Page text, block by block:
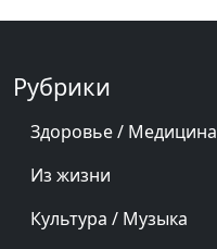
Рубрики
Здоровье / Медицина
Из жизни
Культура / Музыка